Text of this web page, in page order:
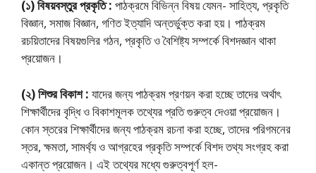
(১) বিষয়বস্তুর প্রকৃতি : পাঠক্রমে বিভিন্ন বিষয় যেমন- সাহিত্য, প্রকৃতি
বিজ্ঞান, সমাজ বিজ্ঞান, গণিত ইত্যাদি অন্তর্ভুক্ত করা হয়। পাঠক্রম
রচয়িতাদের বিষয়গুলির গঠন, প্রকৃতি ও বৈশিষ্ট্য সম্পর্কে বিশদজ্ঞান থাকা
প্রয়ােজন।
(২) শিশুর বিকাশ : যাদের জন্য পাঠক্রম প্রণয়ন করা হচ্ছে তাদের অর্থাৎ
শিক্ষার্থীদের বৃদ্ধি ও বিকাশমূলক তথ্যের প্রতি গুরুত্ব দেওয়া প্রয়ােজন।
কোন স্তরের শিক্ষার্থীদের জন্য পাঠক্রম রচনা করা হচ্ছে, তাদের পরিগমনের
স্তর, ক্ষমতা, সামর্থ্য ও আগ্রহের প্রকৃতি সম্পর্কে বিশদ তথ্য সংগ্রহ করা
একান্ত প্রয়ােজন। এই তথ্যের মধ্যে গুরুত্বপূর্ণ হল-